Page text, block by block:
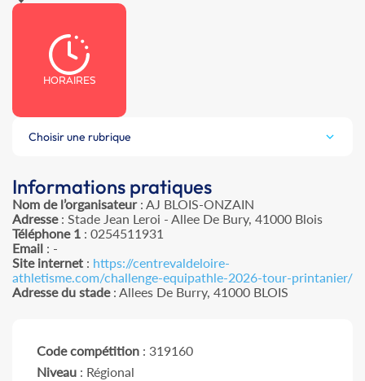
HORAIRES
Choisir une rubrique
Informations pratiques
Nom de l’organisateur: AJ BLOIS-ONZAIN
Adresse: Stade Jean Leroi - Allee De Bury, 41000 Blois
Téléphone 1 : 0254511931
Email : -
Site internet : https://centrevaldeloire-
athletisme.com/challenge-equipathle-2026-tour-printanier/
Adresse du stade: Allees De Burry, 41000 BLOIS
Code compétition : 319160
Niveau : Régional